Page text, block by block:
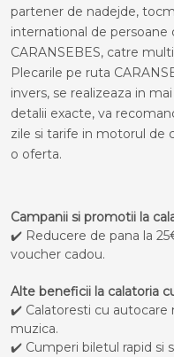
partener de nadejde,
international de persoane
CARANSEBES, catre
Plecarile pe ruta
invers, se realizeaza in
detalii exacte, va
zile si tarife in motorul de
o oferta.
Campanii si promotii la
✔️ Reducere de pana la
voucher cadou.
Alte beneficii la calatoria
✔️ Calatoresti cu autocare
muzica.
✔️ Cumperi biletul rapid si